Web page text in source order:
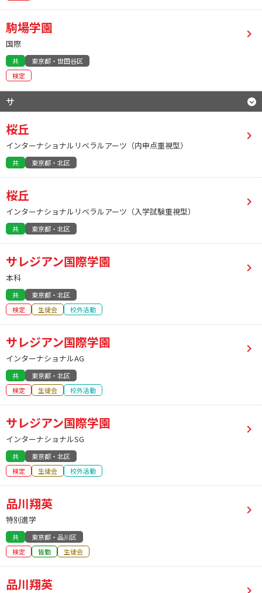
駒場学園
国際
共
東京都・世田谷区
検定
サ
桜丘
インターナショナルリベラルアーツ（内申点重視型）
共 東京都・北区
桜丘
インターナショナルリベラルアーツ（入学試験重視型）
共 東京都・北区
サレジアン国際学園
本科
共
東京都・北区
検定
生徒会 校外活動
サレジアン国際学園
インターナショナルAG
共
東京都・北区
検定
生徒会 校外活動
サレジアン国際学園
インターナショナルSG
共
東京都・北区
検定
生徒会 校外活動
品川翔英
特別進学
共
東京都・品川区
検定
皆勤 生徒会
品川翔英